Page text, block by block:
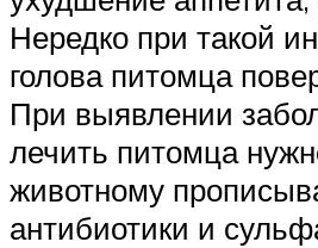
Нередко при такой
голова питомца
При выявлении
лечить питомца
животному
антибиотики и